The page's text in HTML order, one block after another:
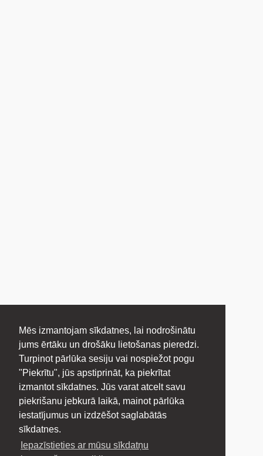
Mēs izmantojam sīkdatnes, lai nodrošinātu
jums ērtāku un drošāku lietošanas pieredzi.
Turpinot pārlūka sesiju vai nospiežot pogu
"Piekrītu", jūs apstiprināt, ka piekrītat
izmantot sīkdatnes. Jūs varat atcelt savu
piekrišanu jebkurā laikā, mainot pārlūka
iestatījumus un izdzēšot saglabātās
sīkdatnes.
Iepazīstieties ar mūsu sīkdatņu